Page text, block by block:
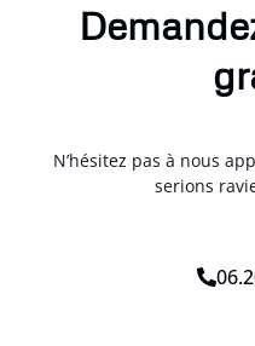
N’hésitez pas à nous
serions